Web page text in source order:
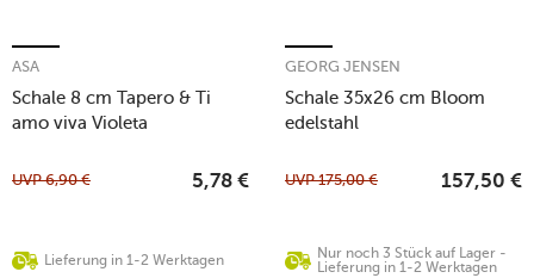
Schale 8 cm Tapero & Ti
amo viva Violeta
ASA
Lieferung in 1-2 Werktagen
UVP6,90 € 5,78 €
Schale 35x26 cm Bloom
edelstahl
GEORG JENSEN
Nur noch 3 Stück auf Lager -
Lieferung in 1-2 Werktagen
UVP175,00 € 157,50 €